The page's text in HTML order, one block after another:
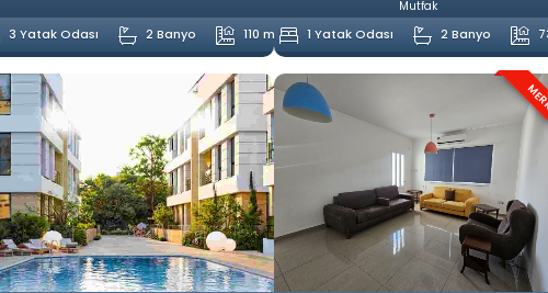
3 Yatak Odası 2 Banyo 110 m²
Mutfak
1 Yatak Odası 2 Banyo